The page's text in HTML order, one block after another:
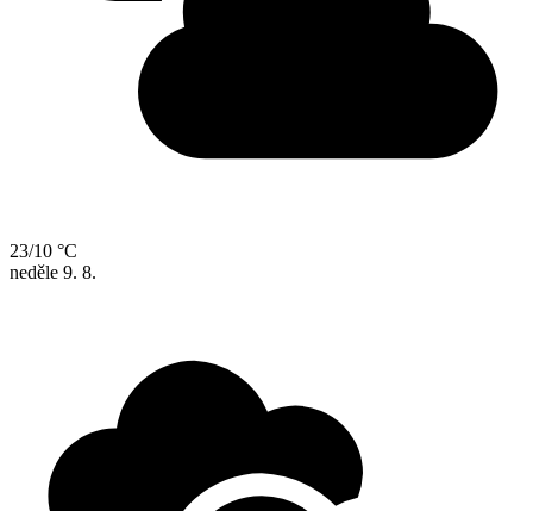
23/10 °C
neděle 9. 8.